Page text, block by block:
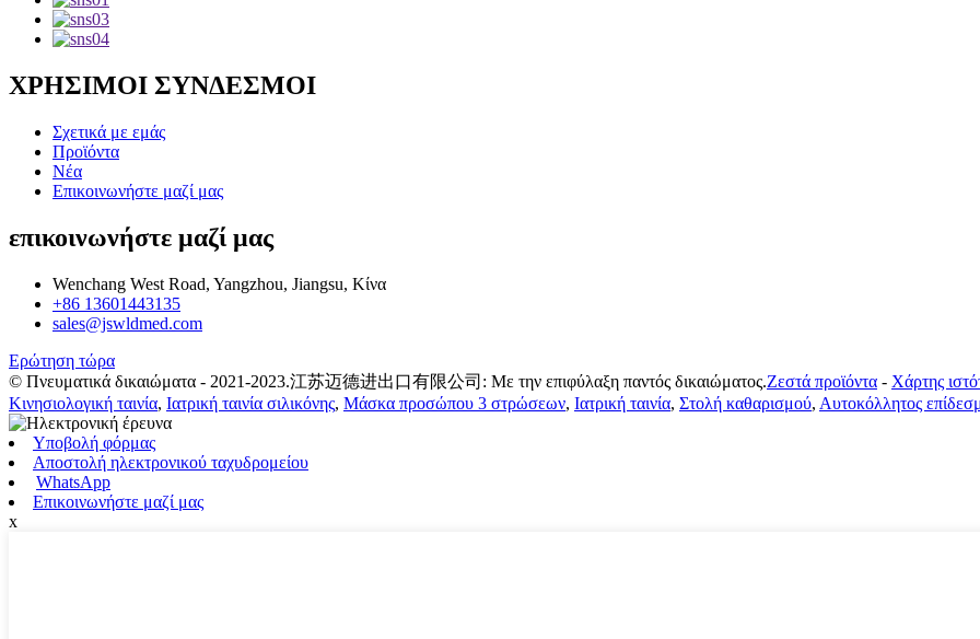
ΧΡΗΣΙΜΟΙ ΣΥΝΔΕΣΜΟΙ
Σχετικά με εμάς
Προϊόντα
Νέα
Επικοινωνήστε μαζί μας
επικοινωνήστε μαζί μας
Wenchang West Road, Yangzhou, Jiangsu, Κίνα
+86 13601443135
sales@jswldmed.com
Ερώτηση τώρα
© Πνευματικά δικαιώματα - 2021-2023.江苏迈德进出口有限公司: Με την επιφύλαξη παντός δικαιώματος.Ζεστά προϊόντα - Χάρτης
Κινησιολογική ταινία, Ιατρική ταινία σιλικόνης, Μάσκα προσώπου 3 στρώσεων, Ιατρική ταινία, Στολή καθαρισμού, Αυτοκόλλητος
Υποβολή φόρμας
Αποστολή ηλεκτρονικού ταχυδρομείου
WhatsApp
Επικοινωνήστε μαζί μας
x